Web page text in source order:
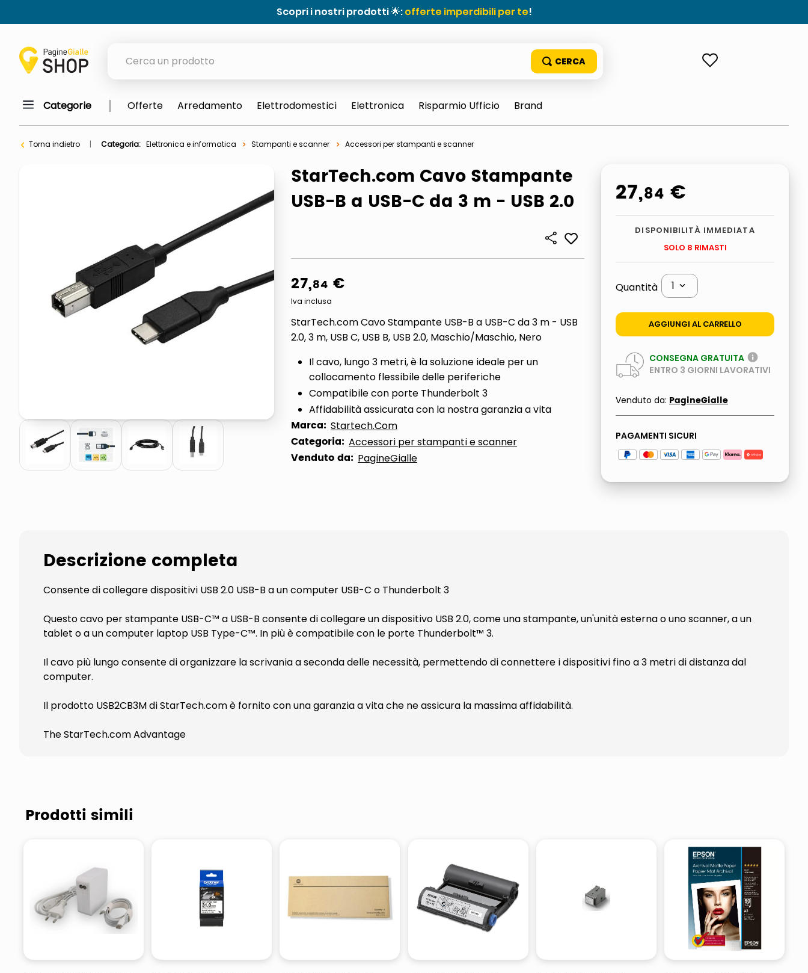
Scopri i nostri prodotti 🌟:offerte imperdibili per te!
meme
italia independent occhiali sole 0703 thin rotondo sun
lucidatrice pavimenti
elenco telefonico
pattumiera raccolta differenziata
asciuga capelli spazzola
Categorie Offerte Arredamento Elettrodomestici Elettronica Risparmio Ufficio Brand
Torna indietro Categoria: Elettronica e informatica Stampanti e scanner Accessori per stampanti e scanner
StarTech.com Cavo Stampante
USB-B a USB-C da 3 m - USB 2.0
27,84 €
Iva inclusa
StarTech.com Cavo Stampante USB-B a USB-C da 3 m - USB
2.0, 3 m, USB C, USB B, USB 2.0, Maschio/Maschio, Nero
Il cavo, lungo 3 metri, è la soluzione ideale per un
collocamento flessibile delle periferiche
Compatibile con porte Thunderbolt 3
Affidabilità assicurata con la nostra garanzia a vita
Marca: Startech.Com
Categoria: Accessori per stampanti e scanner
Venduto da: PagineGialle
27,84 €
DISPONIBILITÀ IMMEDIATA
SOLO 8 RIMASTI
Quantità 1
AGGIUNGI AL CARRELLO
CONSEGNA GRATUITA
ENTRO 3 GIORNI LAVORATIVI
Venduto da: PagineGialle
PAGAMENTI SICURI
Descrizione completa
Consente di collegare dispositivi USB 2.0 USB-B a un computer USB-C o Thunderbolt 3
Questo cavo per stampante USB-C™ a USB-B consente di collegare un dispositivo USB 2.0, come una stampante, un'unità esterna o uno scanner, a un
tablet o a un computer laptop USB Type-C™. In più è compatibile con le porte Thunderbolt™ 3.
Il cavo più lungo consente di organizzare la scrivania a seconda delle necessità, permettendo di connettere i dispositivi fino a 3 metri di distanza dal
computer.
Il prodotto USB2CB3M di StarTech.com è fornito con una garanzia a vita che ne assicura la massima affidabilità.
The StarTech.com Advantage
Prodotti simili